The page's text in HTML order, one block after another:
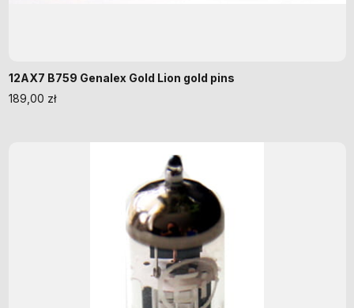
12AX7 B759 Genalex Gold Lion gold pins
189,00 zł